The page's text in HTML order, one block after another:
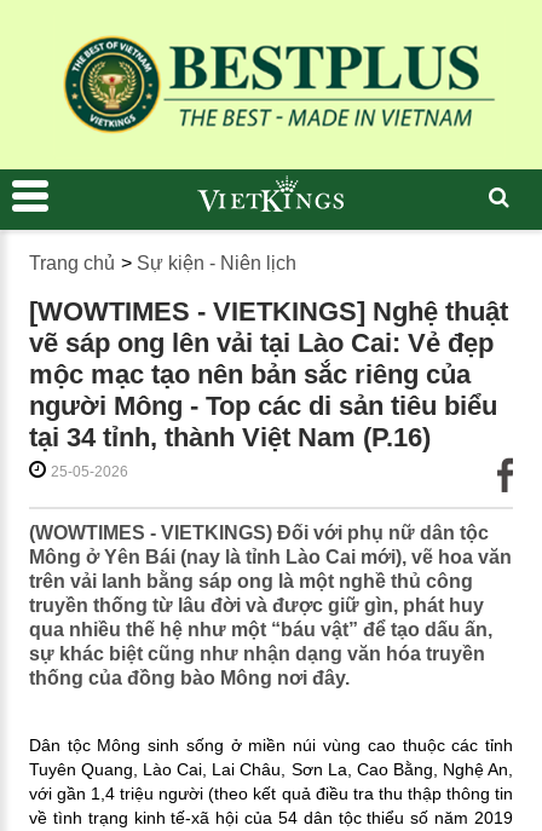
Trang chủ > Sự kiện - Niên lịch
[WOWTIMES - VIETKINGS] Nghệ thuật
vẽ sáp ong lên vải tại Lào Cai: Vẻ đẹp
mộc mạc tạo nên bản sắc riêng của
người Mông - Top các di sản tiêu biểu
tại 34 tỉnh, thành Việt Nam (P.16)
25-05-2026
(WOWTIMES - VIETKINGS) Đối với phụ nữ dân tộc
Mông ở Yên Bái (nay là tỉnh Lào Cai mới), vẽ hoa văn
trên vải lanh bằng sáp ong là một nghề thủ công
truyền thống từ lâu đời và được giữ gìn, phát huy
qua nhiều thế hệ như một “báu vật” để tạo dấu ấn,
sự khác biệt cũng như nhận dạng văn hóa truyền
thống của đồng bào Mông nơi đây.
Dân tộc Mông sinh sống ở miền núi vùng cao thuộc các tỉnh
Tuyên Quang, Lào Cai, Lai Châu, Sơn La, Cao Bằng, Nghệ An,
với gần 1,4 triệu người (theo kết quả điều tra thu thập thông tin
về tình trạng kinh tế-xã hội của 54 dân tộc thiểu số năm 2019